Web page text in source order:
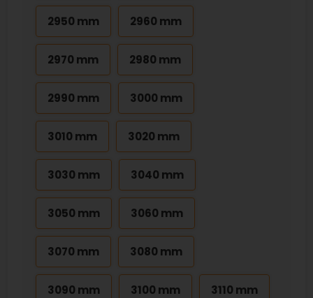
2950 mm 2960 mm
2970 mm 2980 mm
2990 mm 3000 mm
3010 mm 3020 mm
3030 mm 3040 mm
3050 mm 3060 mm
3070 mm 3080 mm
3090 mm 3100 mm 3110 mm